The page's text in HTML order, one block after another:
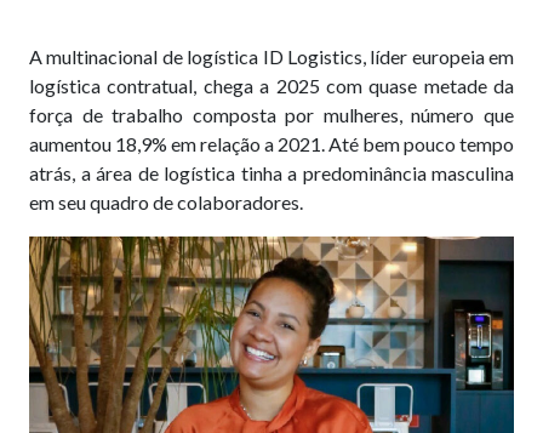
A multinacional de logística ID Logistics, líder europeia em
logística contratual, chega a 2025 com quase metade da
força de trabalho composta por mulheres, número que
aumentou 18,9% em relação a 2021. Até bem pouco tempo
atrás, a área de logística tinha a predominância masculina
em seu quadro de colaboradores.